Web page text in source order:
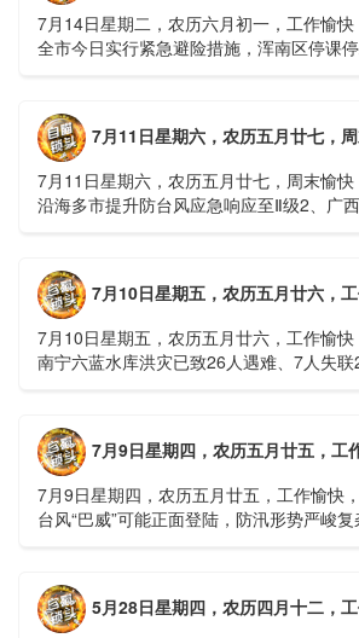
7月14日星期二，农历六月初一，工作愉
全市今日实行紧急避险措施，浑南区停课
7月11日星期六，农历五月廿七，
7月11日星期六，农历五月廿七，周末愉
沿海多市提升防台风应急响应至Ⅱ级2、广
7月10日星期五，农历五月廿六，
7月10日星期五，农历五月廿六，工作愉
南宁六蓝水库洪灾已致26人遇难、7人失
7月9日星期四，农历五月廿五，工
7月9日星期四，农历五月廿五，工作愉快
台风“巴威”可能正面登陆，防汛形势严峻
5月28日星期四，农历四月十二，